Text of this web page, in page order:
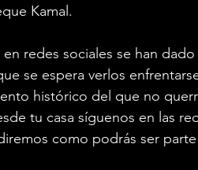
Kamal.
en redes sociales se han
se espera verlos
histórico del que no
tu casa síguenos en las
como podrás ser